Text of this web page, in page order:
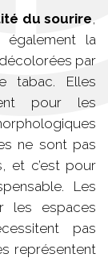
du sourire,
également la
par
tabac. Elles
pour les
ne sont pas
et c’est pour
Les
les espaces
pas
représentent